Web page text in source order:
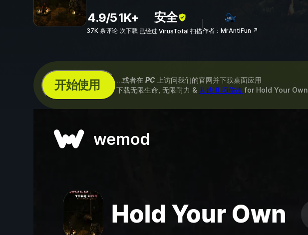
4.9/5
37K 条评论
1K+
次下载
安全
已经过 VirusTotal 扫描作者：MrAntiFun ↗
开始使用 ...或者在 PC上访问我们的官网并下载桌面应用
下载无限生命, 无限耐力 & 其他 8 项修改 for Hold Your Own